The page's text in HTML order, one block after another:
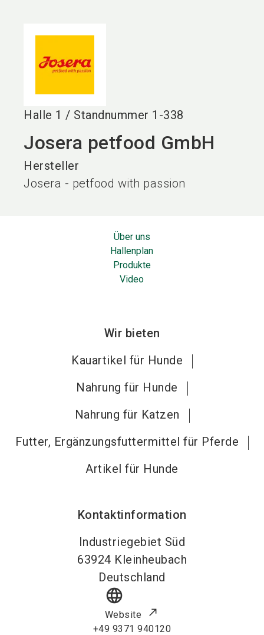
Halle 1 / Standnummer 1-338
Josera petfood GmbH
Hersteller
Josera - petfood with passion
Über uns
Hallenplan
Produkte
Video
Wir bieten
Kauartikel für Hunde
Nahrung für Hunde
Nahrung für Katzen
Futter, Ergänzungsfuttermittel für Pferde
Artikel für Hunde
Kontaktinformation
Industriegebiet Süd
63924 Kleinheubach
Deutschland
language
Website
+49 9371 940120